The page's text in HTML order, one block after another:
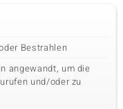
Bestrahlen
angewandt, um die
und/oder zu